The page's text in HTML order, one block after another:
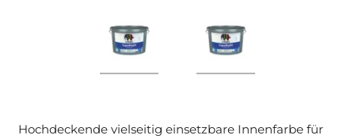
Hochdeckende vielseitig einsetzbare Innenfarbe für